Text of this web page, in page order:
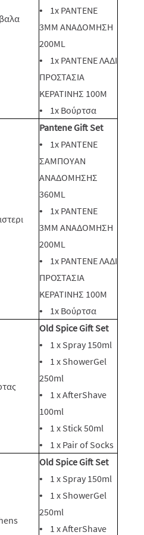
• 1x PANTENE
3MM ΑΝΑΔΟΜΗΣΗ
200ML
• 1x PANTENE ΛΑΔΙ
ΠΡΟΣΤΑΣΙΑ
ΚΕΡΑΤΙΝΗΣ 100M
• 1x Βούρτσα
Pantene Gift Set
• 1x PANTENE
ΣΑΜΠΟΥΑΝ
ΑΝΑΔΟΜΗΣΗΣ
360ML
• 1x PANTENE
3MM ΑΝΑΔΟΜΗΣΗ
200ML
• 1x PANTENE ΛΑΔΙ
ΠΡΟΣΤΑΣΙΑ
ΚΕΡΑΤΙΝΗΣ 100M
• 1x Βούρτσα
Old Spice Gift Set
• 1 x Spray 150ml
• 1 x ShowerGel
250ml
• 1 x AfterShave
100ml
• 1 x Stick 50ml
• 1 x Pair of Socks
Old Spice Gift Set
• 1 x Spray 150ml
• 1 x ShowerGel
250ml
• 1 x AfterShave